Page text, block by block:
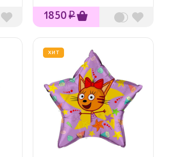
1850₽
ХИТ